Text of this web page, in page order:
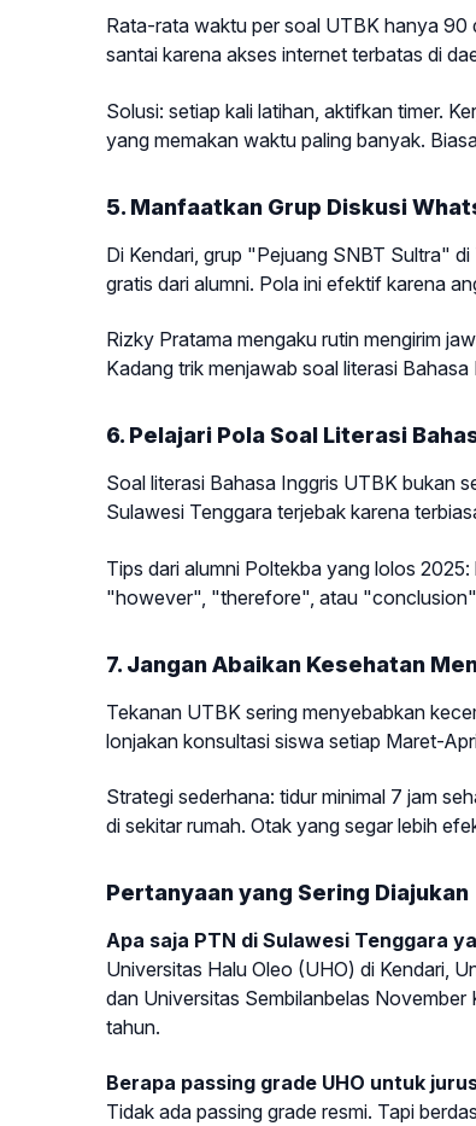
Rata-rata waktu per soal UTBK hanya 90
santai karena akses internet terbatas di
Solusi: setiap kali latihan, aktifkan timer.
yang memakan waktu paling banyak.
5. Manfaatkan Grup Diskusi
Di Kendari, grup "Pejuang SNBT Sultra"
gratis dari alumni. Pola ini efektif karena
Rizky Pratama mengaku rutin mengirim
Kadang trik menjawab soal literasi
6. Pelajari Pola Soal Literasi
Soal literasi Bahasa Inggris UTBK bukan
Sulawesi Tenggara terjebak karena
Tips dari alumni Poltekba yang lolos
"however", "therefore", atau
7. Jangan Abaikan Kesehatan
Tekanan UTBK sering menyebabkan
lonjakan konsultasi siswa setiap Maret-
Strategi sederhana: tidur minimal 7 jam
di sekitar rumah. Otak yang segar lebih
Pertanyaan yang Sering Diajukan
Apa saja PTN di Sulawesi Tenggara
Universitas Halu Oleo (UHO) di Kendari,
dan Universitas Sembilanbelas
tahun.
Berapa passing grade UHO untuk
Tidak ada passing grade resmi. Tapi